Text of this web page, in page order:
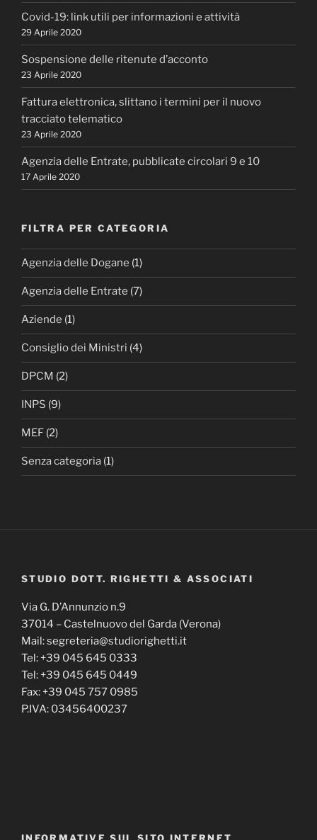
Covid-19: link utili per informazioni e attività
29 Aprile 2020
Sospensione delle ritenute d’acconto
23 Aprile 2020
Fattura elettronica, slittano i termini per il nuovo
tracciato telematico
23 Aprile 2020
Agenzia delle Entrate, pubblicate circolari 9 e 10
17 Aprile 2020
FILTRA PER CATEGORIA
Agenzia delle Dogane (1)
Agenzia delle Entrate (7)
Aziende (1)
Consiglio dei Ministri (4)
DPCM (2)
INPS (9)
MEF (2)
Senza categoria (1)
STUDIO DOTT. RIGHETTI & ASSOCIATI
Via G. D’Annunzio n.9
37014 – Castelnuovo del Garda (Verona)
Mail: segreteria@studiorighetti.it
Tel: +39 045 645 0333
Tel: +39 045 645 0449
Fax: +39 045 757 0985
P.IVA: 03456400237
INFORMATIVE SUL SITO INTERNET